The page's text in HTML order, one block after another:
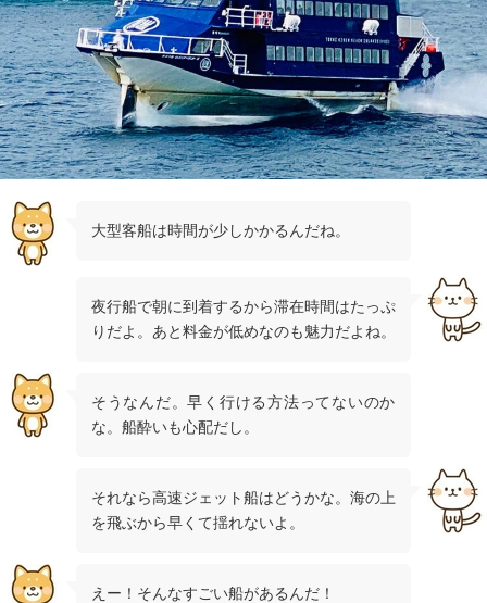
大型客船は時間が少しかかるんだね。
夜行船で朝に到着するから滞在時間はたっぷ
りだよ。あと料金が低めなのも魅力だよね。
そうなんだ。早く行ける方法ってないのか
な。船酔いも心配だし。
それなら高速ジェット船はどうかな。海の上
を飛ぶから早くて揺れないよ。
えー！そんなすごい船があるんだ！